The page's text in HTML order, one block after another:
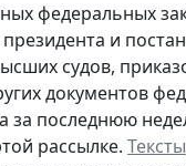
федеральных
и
судов,
документов
за последнюю
рассылке. Тексты